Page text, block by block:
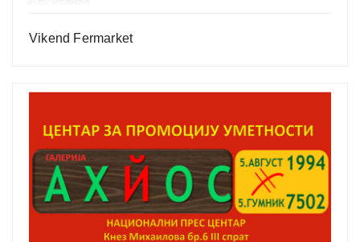
Vikend Fermarket